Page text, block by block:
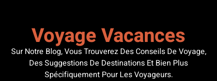
Voyage Vacances
Sur Notre Blog, Vous Trouverez Des Conseils De Voyage,
Des Suggestions De Destinations Et Bien Plus
Spécifiquement Pour Les Voyageurs.